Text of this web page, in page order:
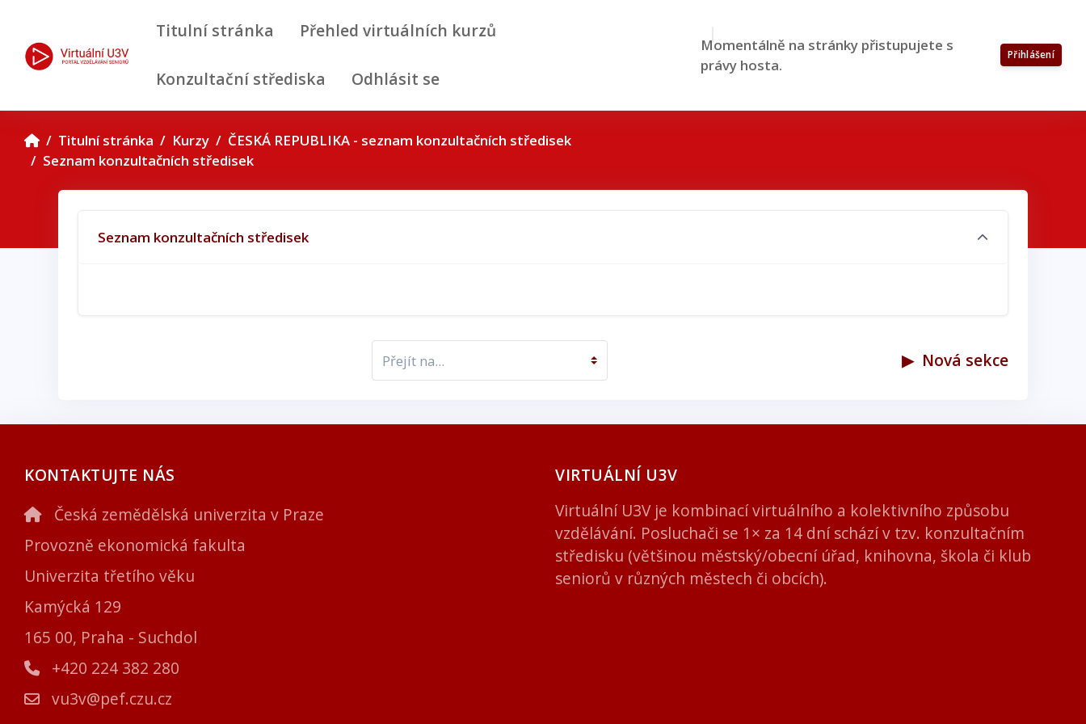
Titulní stránka
Přehled virtuálních kurzů
Konzultační střediska Odhlásit se
Momentálně na stránky přistupujete s
právy hosta.
Přihlášení
Titulní stránka Kurzy
ČESKÁ REPUBLIKA - seznam konzultačních středisek
Seznam konzultačních středisek
Seznam konzultačních středisek
▶︎ Nová sekce
KONTAKTUJTE NÁS
Česká zemědělská univerzita v Praze
Provozně ekonomická fakulta
Univerzita třetího věku
Kamýcká 129
165 00, Praha - Suchdol
+420 224 382 280
vu3v@pef.czu.cz
VIRTUÁLNÍ U3V
Virtuální U3V je kombinací virtuálního a kolektivního způsobu
vzdělávání. Posluchači se 1× za 14 dní schází v tzv. konzultačním
středisku (většinou městský/obecní úřad, knihovna, škola či klub
seniorů v různých městech či obcích).